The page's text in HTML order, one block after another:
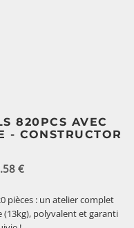
820PCS AVEC
- CONSTRUCTOR
€
pièces : un atelier complet
polyvalent et garanti